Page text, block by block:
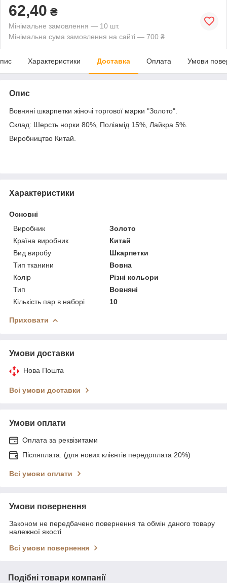
62,40 ₴
Мінімальне замовлення — 10 шт.
Мінімальна сума замовлення на сайті — 700 ₴
Характеристики Доставка Оплата Умови
Опис
Вовняні шкарпетки жіночі торгової марки "Золото".
Склад: Шерсть норки 80%, Поліамід 15%, Лайкра 5%.
Виробництво Китай.
Характеристики
Основні
Виробник
Золото
Країна виробник
Китай
Вид виробу
Шкарпетки
Тип тканини
Вовна
Колір
Різні кольори
Тип
Вовняні
Кількість пар в наборі
10
Приховати
Умови доставки
Нова Пошта
Всі умови доставки
Умови оплати
Оплата за реквізитами
Післяплата. (для нових клієнтів передоплата 20%)
Всі умови оплати
Умови повернення
Законом не передбачено повернення та обмін даного товару
належної якості
Всі умови повернення
Подібні товари компанії